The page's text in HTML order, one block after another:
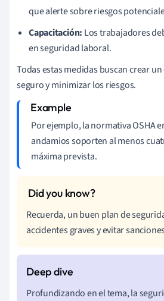
que alerte sobre riesgos
Capacitación: Los trabajadores
en seguridad laboral.
Todas estas medidas buscan crear
seguro y minimizar los riesgos.
Por ejemplo, la normativa OSHA
andamios soporten al menos
máxima prevista.
Recuerda, un buen plan de
accidentes graves y evitar
Profundizando en el tema, la